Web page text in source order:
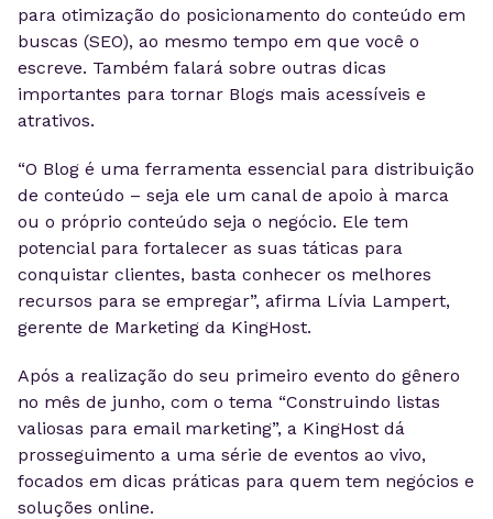
para otimização do posicionamento do conteúdo em
buscas (SEO), ao mesmo tempo em que você o
escreve. Também falará sobre outras dicas
importantes para tornar Blogs mais acessíveis e
atrativos.
“O Blog é uma ferramenta essencial para distribuição
de conteúdo – seja ele um canal de apoio à marca
ou o próprio conteúdo seja o negócio. Ele tem
potencial para fortalecer as suas táticas para
conquistar clientes, basta conhecer os melhores
recursos para se empregar”, afirma Lívia Lampert,
gerente de Marketing da KingHost.
Após a realização do seu primeiro evento do gênero
no mês de junho, com o tema “Construindo listas
valiosas para email marketing”, a KingHost dá
prosseguimento a uma série de eventos ao vivo,
focados em dicas práticas para quem tem negócios e
soluções online.